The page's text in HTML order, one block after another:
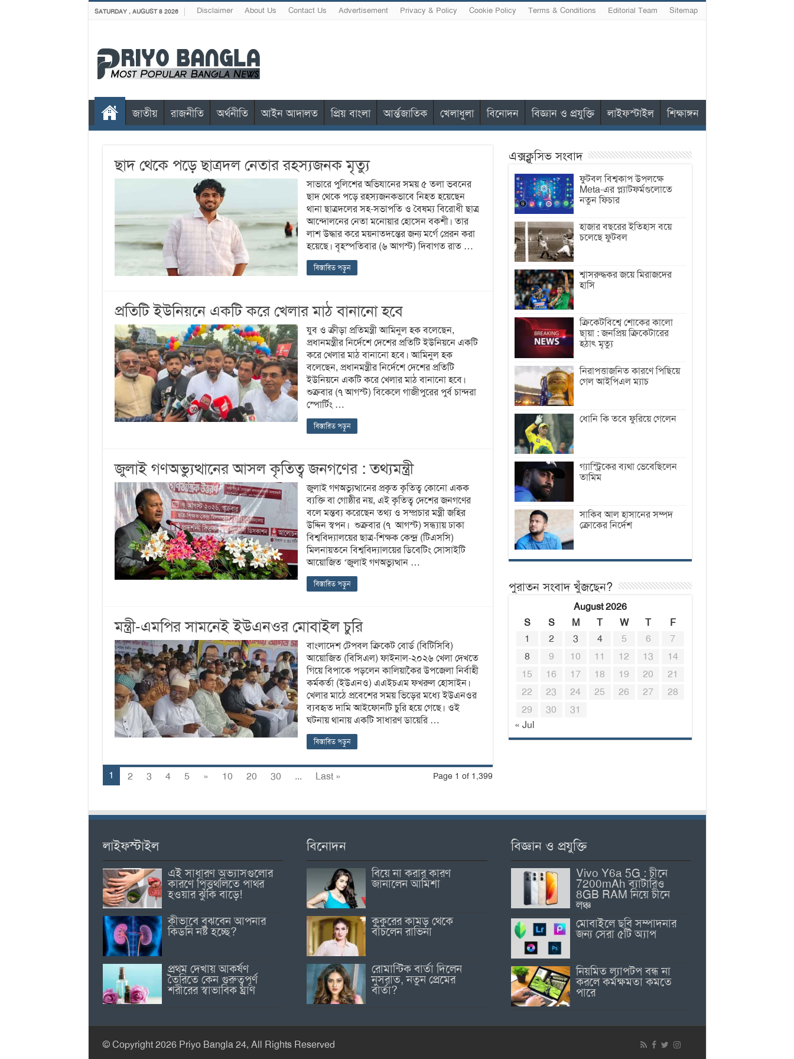
SATURDAY , AUGUST 8 2026 Disclaimer About Us Contact Us Advertisement Privacy & Policy Cookie Policy Terms & Conditions Editorial Team Sitemap
জাতীয় রাজনীতি অর্থনীতি আইন আদালত প্রিয় বাংলা আর্ন্তজাতিক খেলাধুলা বিনোদন বিজ্ঞান ও প্রযুক্তি লাইফস্টাইল শিক্ষাঙ্গন
ছাদ থেকে পড়ে ছাত্রদল নেতার রহস্যজনক মৃত্যু
সাভারে পুলিশের অভিযানের সময় ৫ তলা ভবনের
ছাদ থেকে পড়ে রহস্যজনকভাবে নিহত হয়েছেন
থানা ছাত্রদলের সহ-সভাপতি ও বৈষম্য বিরোধী ছাত্র
আন্দোলনের নেতা মনোয়ার হোসেন বকশী। তার
লাশ উদ্ধার করে ময়নাতদন্তের জন্য মর্গে প্রেরন করা
হয়েছে। বৃহস্পতিবার (৬ আগস্ট) দিবাগত রাত …
বিস্তারিত পড়ুন
প্রতিটি ইউনিয়নে একটি করে খেলার মাঠ বানানো হবে
যুব ও ক্রীড়া প্রতিমন্ত্রী আমিনুল হক বলেছেন,
প্রধানমন্ত্রীর নির্দেশে দেশের প্রতিটি ইউনিয়নে একটি
করে খেলার মাঠ বানানো হবে। আমিনুল হক
বলেছেন, প্রধানমন্ত্রীর নির্দেশে দেশের প্রতিটি
ইউনিয়নে একটি করে খেলার মাঠ বানানো হবে।
শুক্রবার (৭ আগস্ট) বিকেলে গাজীপুরের পুর্ব চান্দরা
স্পোর্টিং …
বিস্তারিত পড়ুন
জুলাই গণঅভ্যুত্থানের আসল কৃতিত্ব জনগণের : তথ্যমন্ত্রী
জুলাই গণঅভ্যুত্থানের প্রকৃত কৃতিত্ব কোনো একক
ব্যক্তি বা গোষ্ঠীর নয়, এই কৃতিত্ব দেশের জনগণের
বলে মন্তব্য করেছেন তথ্য ও সম্প্রচার মন্ত্রী জহির
উদ্দিন স্বপন। শুক্রবার (৭ আগস্ট) সন্ধ্যায় ঢাকা
বিশ্ববিদ্যালয়ের ছাত্র-শিক্ষক কেন্দ্র (টিএসসি)
মিলনায়তনে বিশ্ববিদ্যালয়ের ডিবেটিং সোসাইটি
আয়োজিত ‘জুলাই গণঅভ্যুত্থান …
বিস্তারিত পড়ুন
মন্ত্রী-এমপির সামনেই ইউএনওর মোবাইল চুরি
বাংলাদেশ টেপবল ক্রিকেট বোর্ড (বিটিসিবি)
আয়োজিত (বিসিএল) ফাইনাল-২০২৬ খেলা দেখতে
গিয়ে বিপাকে পড়লেন কালিয়াকৈর উপজেলা নির্বাহী
কর্মকর্তা (ইউএনও) এএইচএম ফখরুল হোসাইন।
খেলার মাঠে প্রবেশের সময় ভিড়ের মধ্যে ইউএনওর
ব্যবহৃত দামি আইফোনটি চুরি হয়ে গেছে। ওই
ঘটনায় থানায় একটি সাধারণ ডায়েরি …
বিস্তারিত পড়ুন
Page 1 of 1,399
1 2 3 4 5 » 10 20 30 ... Last »
এক্সক্লুসিভ সংবাদ
ফুটবল বিশ্বকাপ উপলক্ষে
Meta-এর প্ল্যাটফর্মগুলোতে
নতুন ফিচার
হাজার বছরের ইতিহাস বয়ে
চলেছে ফুটবল
শ্বাসরুদ্ধকর জয়ে মিরাজদের
হাসি
ক্রিকেটবিশ্বে শোকের কালো
ছায়া : জনপ্রিয় ক্রিকেটারের
হঠাৎ মৃত্যু
নিরাপত্তাজনিত কারণে পিছিয়ে
গেল আইপিএল ম্যাচ
ধোনি কি তবে ফুরিয়ে গেলেন
গ্যাস্ট্রিকের ব্যথা ভেবেছিলেন
তামিম
সাকিব আল হাসানের সম্পদ
ক্রোকের নির্দেশ
পুরাতন সংবাদ খুঁজছেন?
August 2026
S
S M T W T
F
1
2 3 4 5 6
7
8
9 10 11 12 13
14
15
16 17 18 19 20
21
22
23 24 25 26 27
28
29
30
31
« Jul
লাইফস্টাইল
এই সাধারণ অভ্যাসগুলোর
কারণে পিত্তথলিতে পাথর
হওয়ার ঝুঁকি বাড়ে!
কীভাবে বুঝবেন আপনার
কিডনি নষ্ট হচ্ছে?
প্রথম দেখায় আকর্ষণ
তৈরিতে কেন গুরুত্বপূর্ণ
শরীরের স্বাভাবিক ঘ্রাণ
বিনোদন
বিয়ে না করার কারণ
জানালেন আমিশা
কুকুরের কামড় থেকে
বাঁচলেন রাভিনা
রোমান্টিক বার্তা দিলেন
নুসরাত, নতুন প্রেমের
বার্তা?
বিজ্ঞান ও প্রযুক্তি
Vivo Y6a 5G : চীনে
7200mAh ব্যাটারিও
8GB RAM নিয়ে চীনে
লঞ্চ
মোবাইলে ছবি সম্পাদনার
জন্য সেরা ৫টি অ্যাপ
নিয়মিত ল্যাপটপ বন্ধ না
করলে কর্মক্ষমতা কমতে
পারে
© Copyright 2026 Priyo Bangla 24, All Rights Reserved